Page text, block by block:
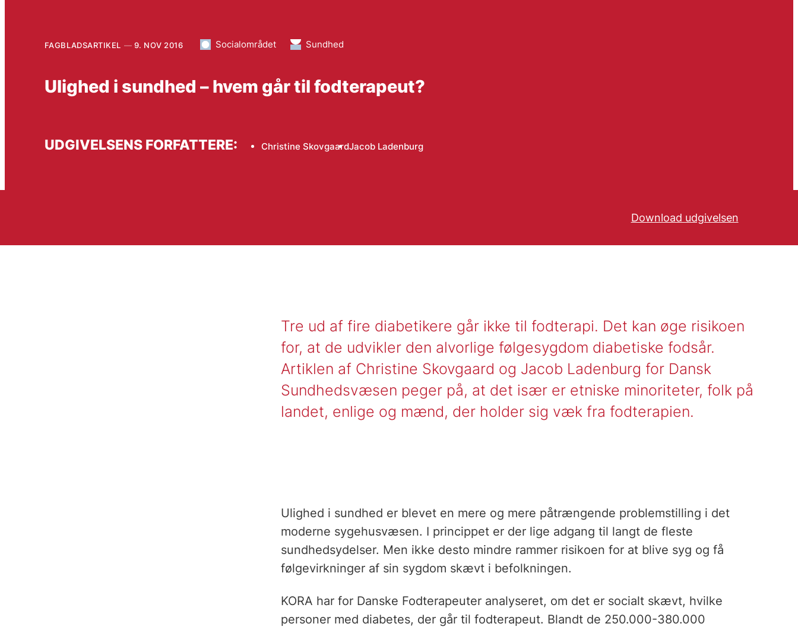
FAGBLADSARTIKEL 9. NOV 2016 Socialområdet Sundhed
Ulighed i sundhed – hvem går til fodterapeut?
UDGIVELSENS FORFATTERE: Christine SkovgaardJacob Ladenburg
Download udgivelsen
Tre ud af fire diabetikere går ikke til fodterapi. Det kan øge risikoen
for, at de udvikler den alvorlige følgesygdom diabetiske fodsår.
Artiklen af Christine Skovgaard og Jacob Ladenburg for Dansk
Sundhedsvæsen peger på, at det især er etniske minoriteter, folk på
landet, enlige og mænd, der holder sig væk fra fodterapien.
Ulighed i sundhed er blevet en mere og mere påtrængende problemstilling i det
moderne sygehusvæsen. I princippet er der lige adgang til langt de fleste
sundhedsydelser. Men ikke desto mindre rammer risikoen for at blive syg og få
følgevirkninger af sin sygdom skævt i befolkningen.
KORA har for Danske Fodterapeuter analyseret, om det er socialt skævt, hvilke
personer med diabetes, der går til fodterapeut. Blandt de 250.000-380.000